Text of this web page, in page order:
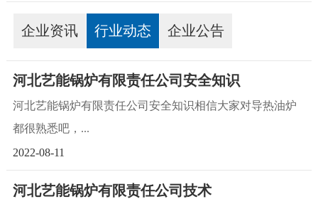
企业资讯 行业动态 企业公告
河北艺能锅炉有限责任公司安全知识
河北艺能锅炉有限责任公司安全知识相信大家对导热油炉
都很熟悉吧，...
2022-08-11
河北艺能锅炉有限责任公司技术